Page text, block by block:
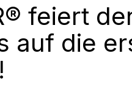
feiert
auf die